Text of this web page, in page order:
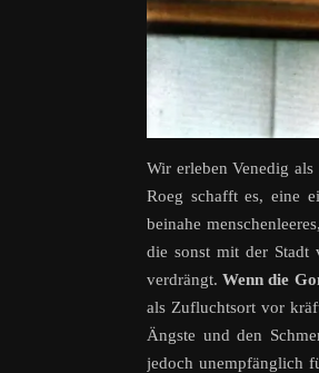
Wir erleben Venedig
Roeg schafft es, eine
beinahe
die sonst mit der Stadt
verdrängt.Wenn die
als Zufluchtsort vor
Ängste und den
jedoch unempfänglich